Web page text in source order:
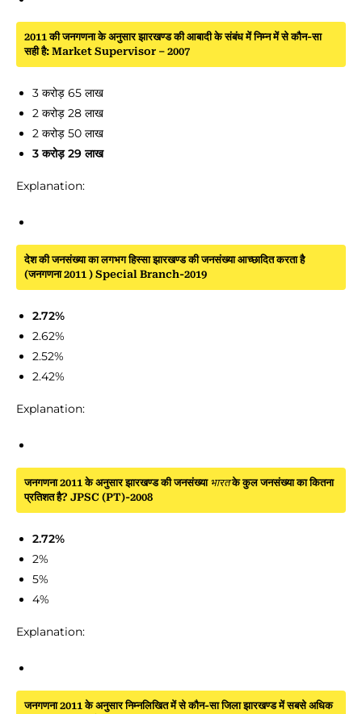
2011 की जनगणना के अनुसार झारखण्ड की आबादी के संबंध में निम्न में से कौन-सा
सही है: Market Supervisor – 2007
3 करोड़ 65 लाख
2 करोड़ 28 लाख
2 करोड़ 50 लाख
3 करोड़ 29 लाख
Explanation:
देश की जनसंख्या का लगभग हिस्सा झारखण्ड की जनसंख्या आच्छादित करता है
(जनगणना 2011 ) Special Branch-2019
2.72%
2.62%
2.52%
2.42%
Explanation:
जनगणना 2011 के अनुसार झारखण्ड की जनसंख्या भारतके कुल जनसंख्या का कितना
प्रतिशत है? JPSC (PT)-2008
2.72%
2%
5%
4%
Explanation:
जनगणना 2011 के अनुसार निम्नलिखित में से कौन-सा जिला झारखण्ड में सबसे अधिक